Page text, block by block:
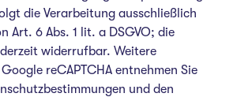
die Verarbeitung ausschließlich
Art. 6 Abs. 1 lit. a DSGVO; die
widerrufbar. Weitere
reCAPTCHA entnehmen Sie
und den